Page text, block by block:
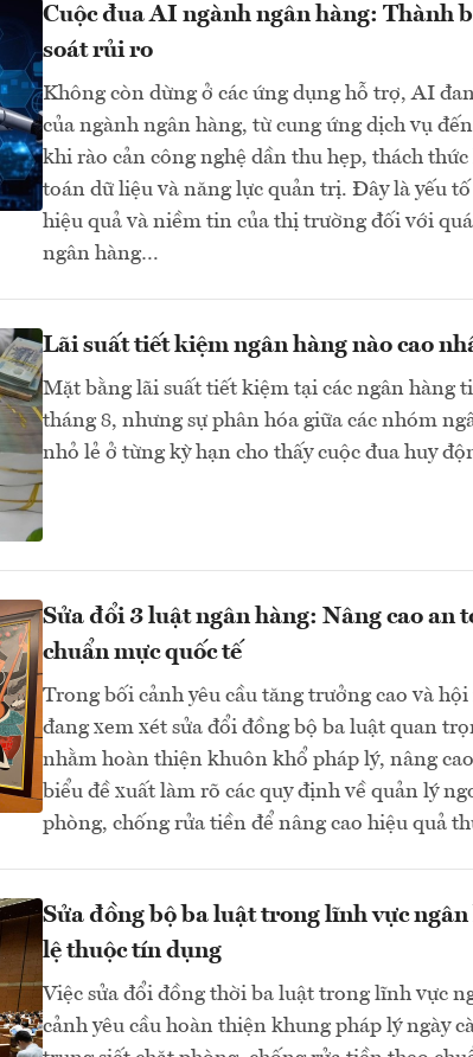
Cuộc đua AI ngành ngân hàng: Thành
soát rủi ro
Không còn dừng ở các ứng dụng hỗ trợ, AI
của ngành ngân hàng, từ cung ứng dịch vụ
khi rào cản công nghệ dần thu hẹp, thách
toán dữ liệu và năng lực quản trị. Đây là yếu
hiệu quả và niềm tin của thị trường đối với
ngân hàng…
Lãi suất tiết kiệm ngân hàng nào cao
Mặt bằng lãi suất tiết kiệm tại các ngân hàng
tháng 8, nhưng sự phân hóa giữa các nhóm
nhỏ lẻ ở từng kỳ hạn cho thấy cuộc đua huy
Sửa đổi 3 luật ngân hàng: Nâng cao an
chuẩn mực quốc tế
Trong bối cảnh yêu cầu tăng trưởng cao và
đang xem xét sửa đổi đồng bộ ba luật quan
nhằm hoàn thiện khuôn khổ pháp lý, nâng
biểu đề xuất làm rõ các quy định về quản lý
phòng, chống rửa tiền để nâng cao hiệu quả
Sửa đồng bộ ba luật trong lĩnh vực
lệ thuộc tín dụng
Việc sửa đổi đồng thời ba luật trong lĩnh vực
cảnh yêu cầu hoàn thiện khung pháp lý ngày